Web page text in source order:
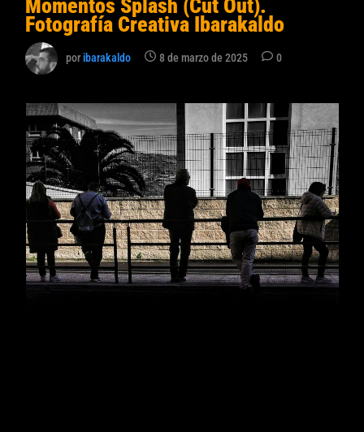
Momentos Splash (Cut Out).
Fotografía Creativa Ibarakaldo
poribarakaldo 8 de marzo de 2025 0